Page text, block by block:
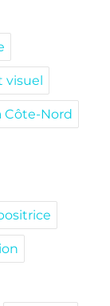
visuel
Côte-Nord